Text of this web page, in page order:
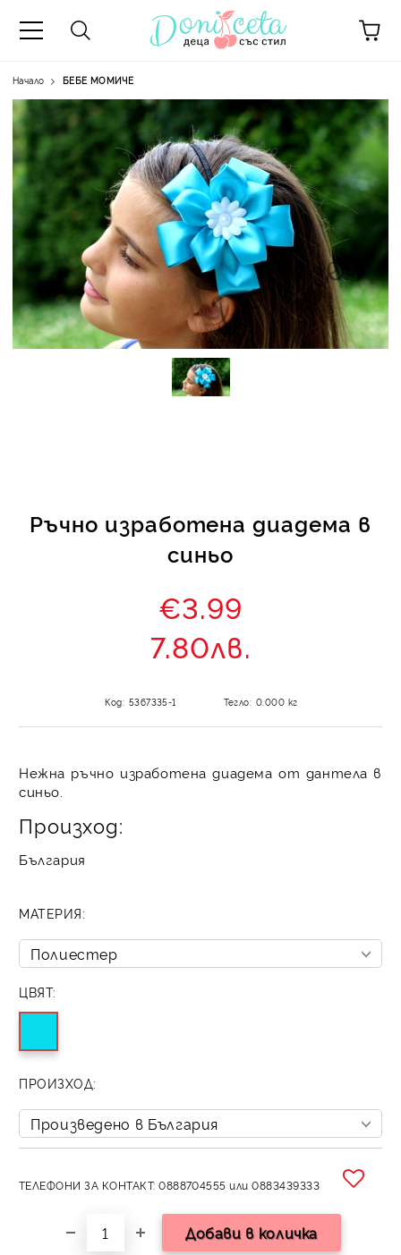
Начало БЕБЕ МОМИЧЕ
Ръчно изработена диадема в
синьо
€3.99
7.80лв.
Код: 5367335-1 Тегло: 0.000 кг
Нежна ръчно изработена диадема от дантела в
синьо.
Произход:
България
МАТЕРИЯ:
ЦВЯТ:
ПРОИЗХОД:
ТЕЛЕФОНИ ЗА КОНТАКТ: 0888704555 или 0883439333